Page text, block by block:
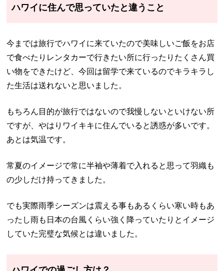
ハワイに住んで思っていたと違うこと
今までは旅行でハワイに来ていたので美味しいご飯をお店
で食べたりレンタカーで行きたい所に行ったりたくさん買
い物をできたけど、今回は留学で来ているのでキラキラし
た生活は送れないと思いました。
もちろん目的が旅行ではないので我慢しないといけない所
ですが、やはりワイキキに住んでいると誘惑が多いです。
あとは気温です。
常夏のイメージで常に半袖や薄着で入れると思って羽織も
の少しだけ持ってきました。
でも実際雨季シーズンは震える事もあるくらい寒い時もあ
ったし雨も日本の台風くらい強く降っていたりとイメージ
していた完璧な気候とは違いました。